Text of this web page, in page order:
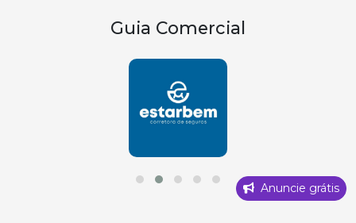
Guia Comercial
Anuncie grátis